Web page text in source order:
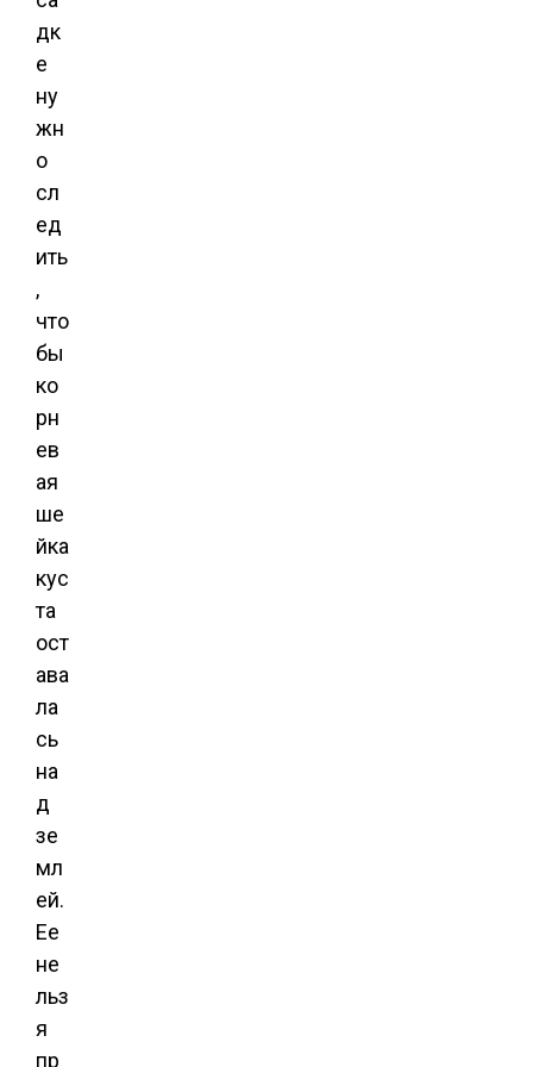
дк
е
ну
жн
о
сл
ед
ить
,
что
бы
ко
рн
ев
ая
ше
йка
кус
та
ост
ава
ла
сь
на
д
зе
мл
ей.
Ее
не
льз
я
пр